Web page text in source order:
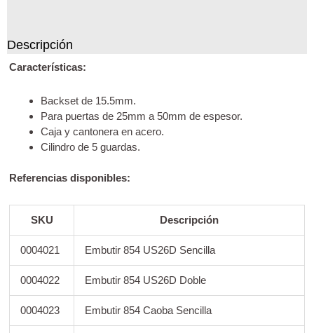
Descripción
Características:
Backset de 15.5mm.
Para puertas de 25mm a 50mm de espesor.
Caja y cantonera en acero.
Cilindro de 5 guardas.
Referencias disponibles:
SKU Descripción
0004021 Embutir 854 US26D Sencilla
0004022 Embutir 854 US26D Doble
0004023 Embutir 854 Caoba Sencilla